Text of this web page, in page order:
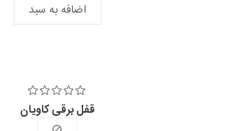
اضافه به سبد
قفل برقی کاویان